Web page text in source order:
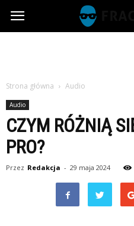
Fragout.pl
Strona główna Audio
Audio
CZYM RÓŻNIĄ
PRO?
Przez Redakcja - 29 maja 2024